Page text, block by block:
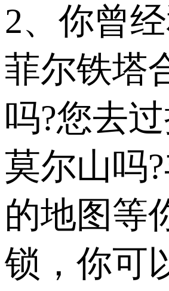
2、你曾
菲尔铁塔
吗?您去
莫尔山吗
的地图等
锁，你可